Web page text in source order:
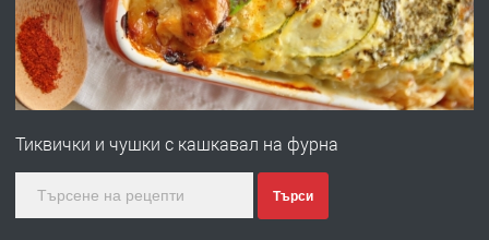
преди 1 година
ПРЕДЛАГА
Професионална зеленчукорезачка
Тиквички и чушки с кашкавал на фурна
Търси